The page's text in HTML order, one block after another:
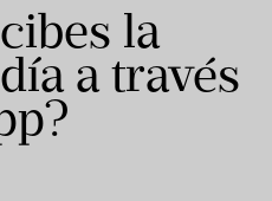
la
a través